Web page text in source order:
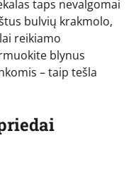
taps nevalgomai
bulvių krakmolo,
reikiamo
blynus
– taip tešla